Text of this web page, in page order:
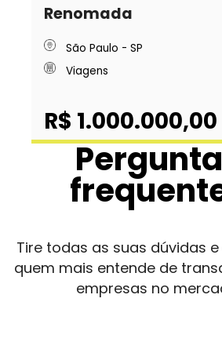
Renomada
São Paulo - SP
Viagens
R$ 1.000.000,00
Tire todas as suas dúvidas
quem mais entende de
empresas no